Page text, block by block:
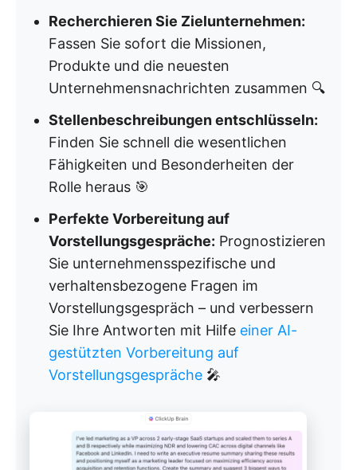
Recherchieren Sie Zielunternehmen:
Fassen Sie sofort die Missionen,
Produkte und die neuesten
Unternehmensnachrichten zusammen 🔍
Stellenbeschreibungen entschlüsseln:
Finden Sie schnell die wesentlichen
Fähigkeiten und Besonderheiten der
Rolle heraus 🎯
Perfekte Vorbereitung auf
Vorstellungsgespräche: Prognostizieren
Sie unternehmensspezifische und
verhaltensbezogene Fragen im
Vorstellungsgespräch – und verbessern
Sie Ihre Antworten mit Hilfe einer AI-
gestützten Vorbereitung auf
Vorstellungsgespräche 🎤